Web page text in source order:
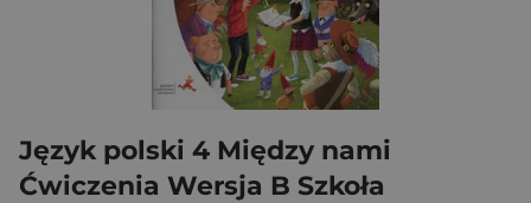
Język polski 4 Między nami
Ćwiczenia Wersja B Szkoła